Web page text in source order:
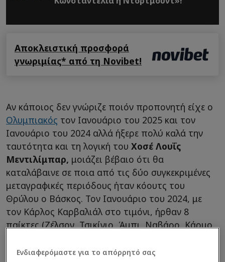
Αποκλειστική προσφορά
γνωριμίας* από τη Novibet!
Αν κάποιος δεν γνώριζε ποιόν προπονητή είχε ο
Ολυμπιακός τον Ιανουάριο του 2025 και τον
Ιανουάριο του 2024 αλλά ήξερε πολύ καλά την
ταυτότητα και τη λογική του Χοσέ Λουΐς
Μεντιλίμπαρ, μοιάζει βέβαιο ότι θα
καταλάβαινε σε ποια από τις δύο συγκεκριμένες
μεταγραφικές περιόδους ήταν κόουτς του
Θρύλου ο Βάσκος. Τον Ιανουάριο του 2024, με
τον Κάρλος Καρβαλιάλ στο τιμόνι, ήρθαν 8
παίκτες (Ζέλσον, Τσικίνιο, Άμπι, Ναβάρο, Κάρμο,
(Βρουσάι, Μπιέλ, Ανδρούτσος, Πορόζο).
Ενδιαφερόμαστε για το απόρρητό σας